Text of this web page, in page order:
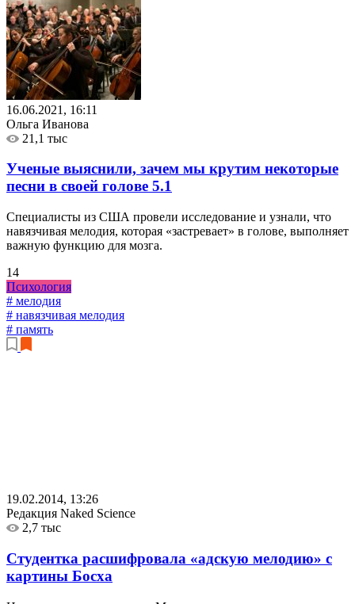
16.06.2021, 16:11
Ольга Иванова
21,1 тыс
Ученые выяснили, зачем мы крутим некоторые
песни в своей голове 5.1
Специалисты из США провели исследование и узнали, что
навязчивая мелодия, которая «застревает» в голове, выполняет
важную функцию для мозга.
14
Психология
# мелодия
# навязчивая мелодия
# память
19.02.2014, 13:26
Редакция Naked Science
2,7 тыс
Студентка расшифровала «адскую мелодию» с
картины Босха